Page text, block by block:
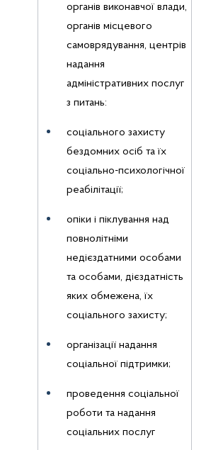
органів виконавчої влади,
органів місцевого
самоврядування, центрів
надання
адміністративних послуг
з питань:
соціального захисту
бездомних осіб та їх
соціально-психологічної
реабілітації;
опіки і піклування над
повнолітніми
недієздатними особами
та особами, дієздатність
яких обмежена, їх
соціального захисту;
організації надання
соціальної підтримки;
проведення соціальної
роботи та надання
соціальних послуг